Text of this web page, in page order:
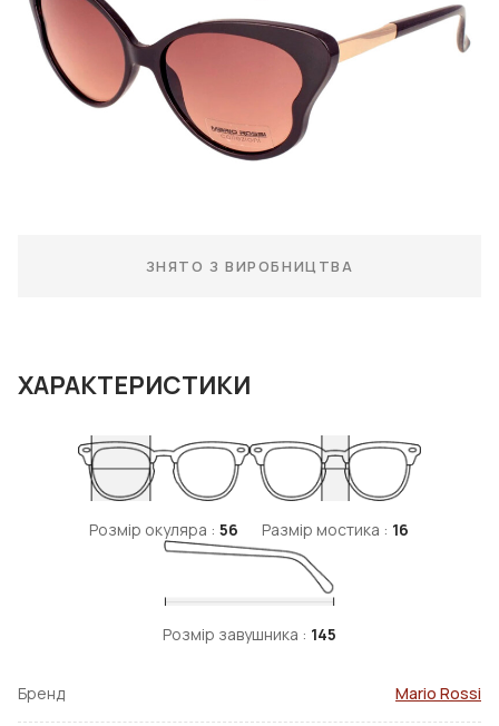
ЗНЯТО З ВИРОБНИЦТВА
ХАРАКТЕРИСТИКИ
Розмір окуляра : 56 Размір мостика : 16
Розмір завушника : 145
Бренд Mario Rossi